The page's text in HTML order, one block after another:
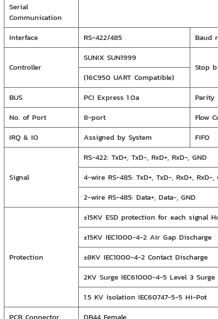
Serial
Communication
Interface
RS-422/485 Baud
Controller
SUNIX SUN1999
Stop
(16C950 UART Compatible)
BUS
PCI Express 1.0a
Parity
No. of Port
8-port
Flow
IRQ & IO
Assigned by System FIFO
Signal
RS-422: TxD+, TxD-, RxD+, RxD-, GND
4-wire RS-485: TxD+, TxD-, RxD+, RxD-,
2-wire RS-485: Data+, Data-, GND
Protection
±15KV ESD protection for each signal
±15KV IEC1000-4-2 Air Gap Discharge
±8KV IEC1000-4-2 Contact Discharge
2KV Surge IEC61000-4-5 Level 3
1.5 KV Isolation IEC60747-5-5 Hi-Pot
PCB Connector
DB44 Female